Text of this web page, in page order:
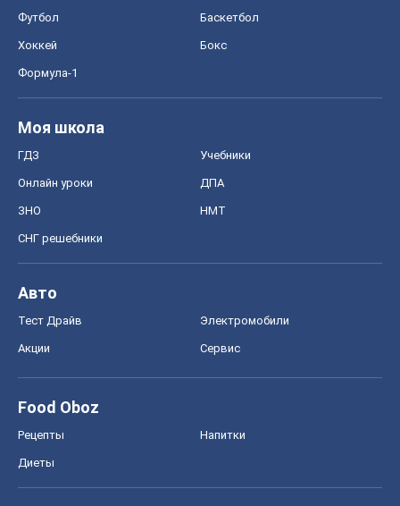
Футбол Баскетбол
Хоккей Бокс
Формула-1
Моя школа
ГДЗ Учебники
Онлайн уроки ДПА
ЗНО НМТ
СНГ решебники
Авто
Тест Драйв Электромобили
Акции Сервис
Food Oboz
Рецепты Напитки
Диеты